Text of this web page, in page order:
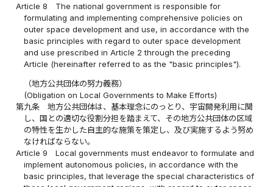
Article 8
The national government is responsible for
formulating and implementing comprehensive policies on
outer space development and use, in accordance with the
basic principles with regard to outer space development
and use prescribed in Article 2 through the preceding
Article (hereinafter referred to as the "basic principles").
（地方公共団体の努力義務）
(Obligation on Local Governments to Make Efforts)
第九条
地方公共団体は、基本理念にのっとり、宇宙開発利用に関
し、国との適切な役割分担を踏まえて、その地方公共団体の区域
の特性を生かした自主的な施策を策定し、及び実施するよう努め
なければならない。
Article 9
Local governments must endeavor to formulate and
implement autonomous policies, in accordance with the
basic principles, that leverage the special characteristics of